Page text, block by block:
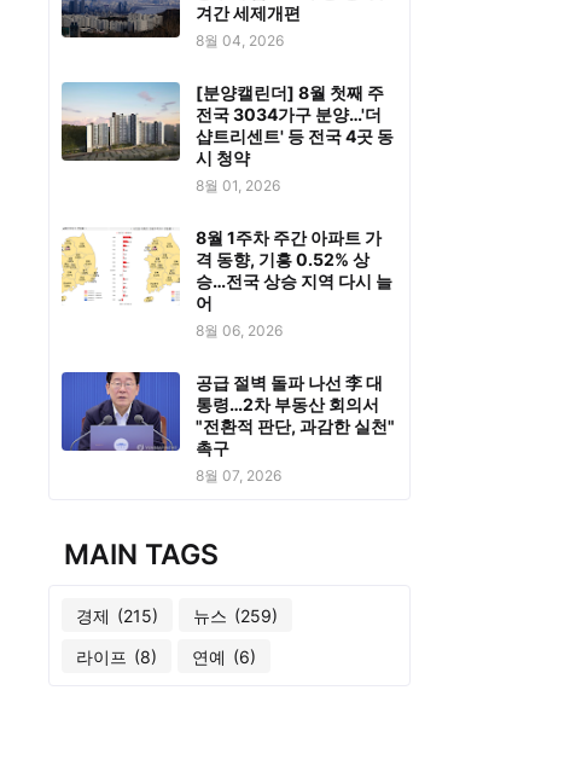
겨간 세제개편
8월 04, 2026
[분양캘린더] 8월 첫째 주
전국 3034가구 분양…'더
샵트리센트' 등 전국 4곳 동
시 청약
8월 01, 2026
8월 1주차 주간 아파트 가
격 동향, 기흥 0.52% 상
승…전국 상승 지역 다시 늘
어
8월 06, 2026
공급 절벽 돌파 나선 李 대
통령…2차 부동산 회의서
"전환적 판단, 과감한 실천"
촉구
8월 07, 2026
MAIN TAGS
경제 (215) 뉴스 (259)
라이프 (8) 연예 (6)